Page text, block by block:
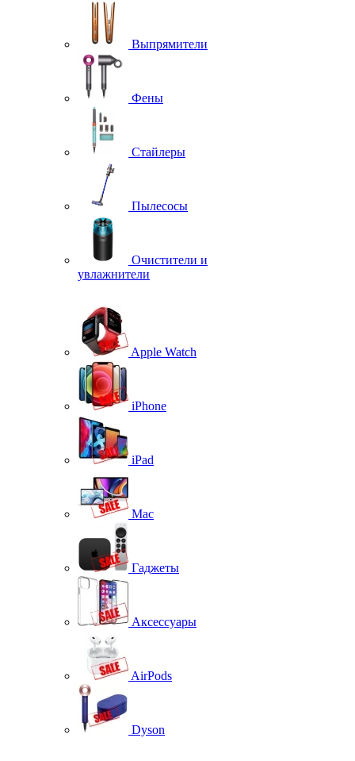
Выпрямители
Фены
Стайлеры
Пылесосы
Очистители и
увлажнители
Apple Watch
iPhone
iPad
Mac
Гаджеты
Аксессуары
AirPods
Dyson